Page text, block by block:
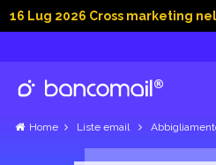
Cross marketing nel Cold
Home Liste email